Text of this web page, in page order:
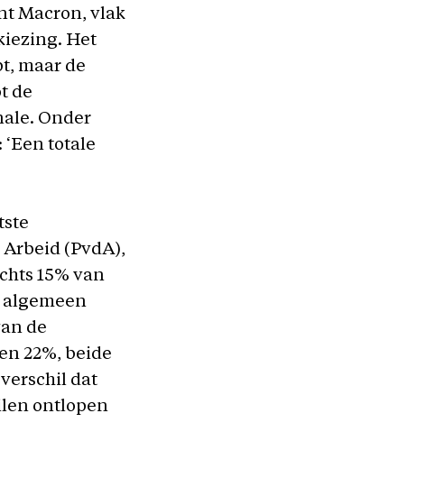
Macron, vlak
Het
maar de
de
Onder
totale
(PvdA),
15% van
algemeen
de
22%, beide
dat
ontlopen